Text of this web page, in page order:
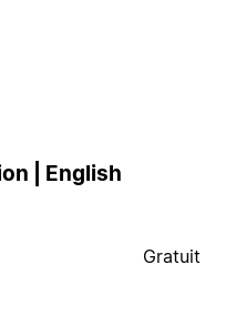
| English
Gratuit